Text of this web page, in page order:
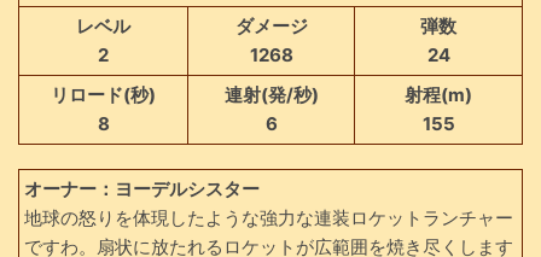
レベル
2
ダメージ
1268
弾数
24
リロード(秒)
8
連射(発/秒)
6
射程(m)
155
オーナー：ヨーデルシスター
地球の怒りを体現したような強力な連装ロケットランチャー
ですわ。扇状に放たれるロケットが広範囲を焼き尽くします